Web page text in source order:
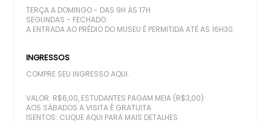
TERÇA A DOMINGO - DAS 9H ÀS 17H
SEGUNDAS - FECHADO
A ENTRADA AO PRÉDIO DO MUSEU É PERMITIDA ATÉ AS 16H30.
INGRESSOS
COMPRE SEU INGRESSO AQUI.
VALOR: R$6,00, ESTUDANTES PAGAM MEIA (R$3,00)
AOS SÁBADOS A VISITA É GRATUITA
ISENTOS: CLIQUE AQUI PARA MAIS DETALHES